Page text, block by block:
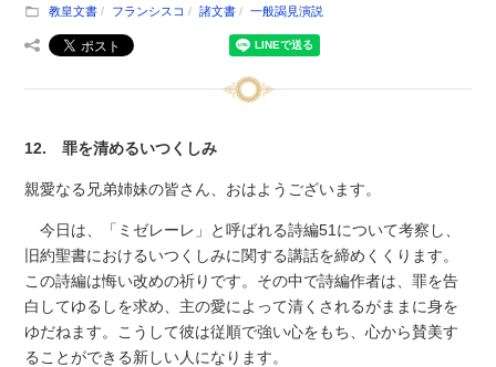
教皇文書
フランシスコ 諸文書 一般謁見演説
12. 罪を清めるいつくしみ
親愛なる兄弟姉妹の皆さん、おはようございます。
今日は、「ミゼレーレ」と呼ばれる詩編51について考察し、
旧約聖書におけるいつくしみに関する講話を締めくくります。
この詩編は悔い改めの祈りです。その中で詩編作者は、罪を告
白してゆるしを求め、主の愛によって清くされるがままに身を
ゆだねます。こうして彼は従順で強い心をもち、心から賛美す
ることができる新しい人になります。